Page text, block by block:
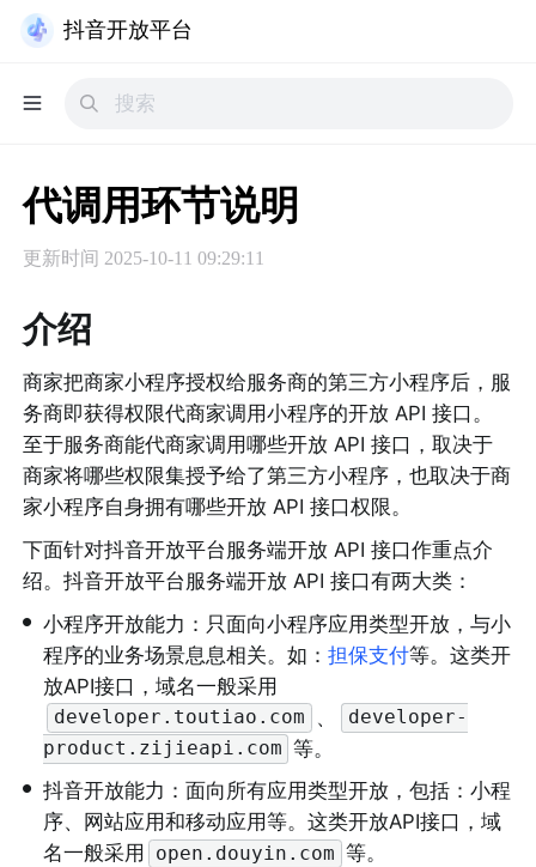
抖音开放平台
代调用环节说明
更新时间 2025-10-11 09:29:11
介绍
商家把商家小程序授权给服务商的第三方小程序后，服
务商即获得权限代商家调用小程序的开放 API 接口。
至于服务商能代商家调用哪些开放 API 接口，取决于
商家将哪些权限集授予给了第三方小程序，也取决于商
家小程序自身拥有哪些开放 API 接口权限。
下面针对抖音开放平台服务端开放 API 接口作重点介
绍。抖音开放平台服务端开放 API 接口有两大类：
• 小程序开放能力：只面向小程序应用类型开放，与小
程序的业务场景息息相关。如： 担保支付等。这类开
放API接口，域名一般采用
developer.toutiao.com 、
developer-
product.zijieapi.com 等。
• 抖音开放能力：面向所有应用类型开放，包括：小程
序、网站应用和移动应用等。这类开放API接口，域
名一般采用
open.douyin.com 等。